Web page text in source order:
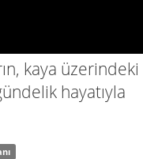
kaya üzerindeki
hayatıyla